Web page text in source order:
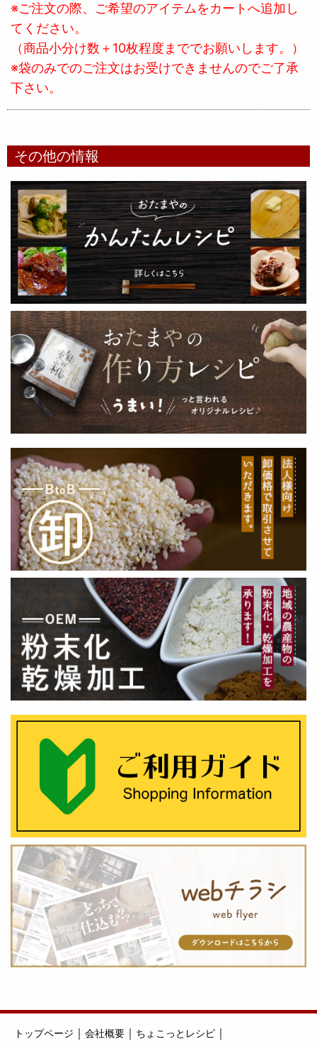
※ご注文の際、ご希望のアイテムをカートへ追加し
てください。
（商品小分け数＋10枚程度まででお願いします。）
※袋のみでのご注文はお受けできませんのでご了承
下さい。
その他の情報
トップページ ｜ 会社概要 ｜ ちょこっとレシピ ｜